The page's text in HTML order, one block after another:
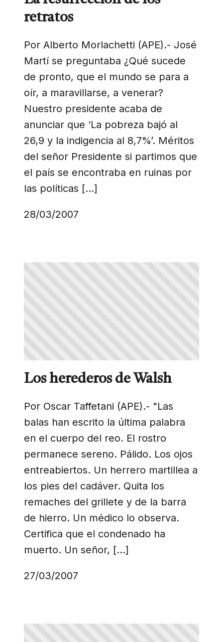
retratos
Por Alberto Morlachetti (APE).- José
Martí se preguntaba ¿Qué sucede
de pronto, que el mundo se para a
oír, a maravillarse, a venerar?
Nuestro presidente acaba de
anunciar que ‘La pobreza bajó al
26,9 y la indigencia al 8,7%’. Méritos
del señor Presidente si partimos que
el país se encontraba en ruinas por
las políticas […]
28/03/2007
Los herederos de Walsh
Por Oscar Taffetani (APE).- "Las
balas han escrito la última palabra
en el cuerpo del reo. El rostro
permanece sereno. Pálido. Los ojos
entreabiertos. Un herrero martillea a
los pies del cadáver. Quita los
remaches del grillete y de la barra
de hierro. Un médico lo observa.
Certifica que el condenado ha
muerto. Un señor, […]
27/03/2007